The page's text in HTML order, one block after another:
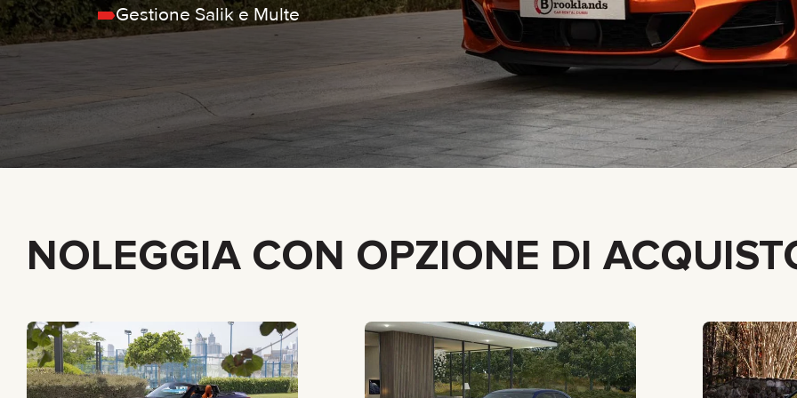
PICKUP TRUCK
ELETTRICO
BMW GMC
MAZDA
CHEVROLET
TOYOTA
All cars
Gestione Salik e Multe
NOLEGGIA CON OPZIONE DI